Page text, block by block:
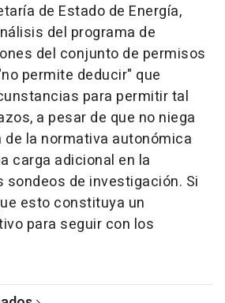
de Estado de Energía,
del programa de
del conjunto de permisos
permite deducir" que
para permitir tal
a pesar de que no niega
de la normativa autonómica
carga adicional en la
de investigación. Si
esto constituya un
para seguir con los